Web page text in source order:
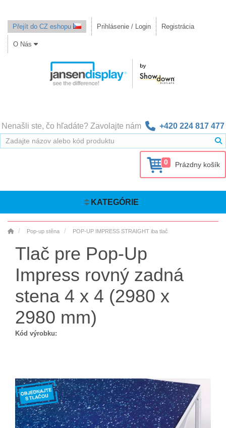
Přejít do CZ eshopu Prihlásenie / Login Registrácia
O Nás
Nenašli ste, čo hľadáte? Zavolajte nám +420 224 817 477
0 Prázdny košík
KATEGÓRIE
Pop-up stěna POP-UP IMPRESS STRAIGHT iba tlač
Tlač pre Pop-Up
Impress rovný zadná
stena 4 x 4 (2980 x
2980 mm)
Kód výrobku: